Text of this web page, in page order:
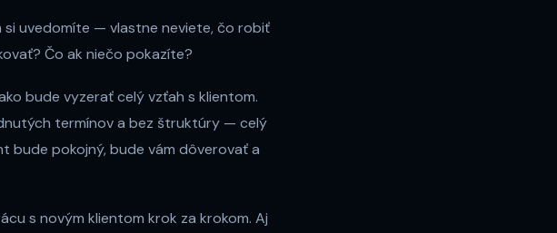
si uvedomíte — vlastne neviete, čo robiť
Čo ak niečo pokazíte?
bude vyzerať celý vzťah s klientom.
termínov a bez štruktúry — celý
bude pokojný, bude vám dôverovať a
s novým klientom krok za krokom. Aj